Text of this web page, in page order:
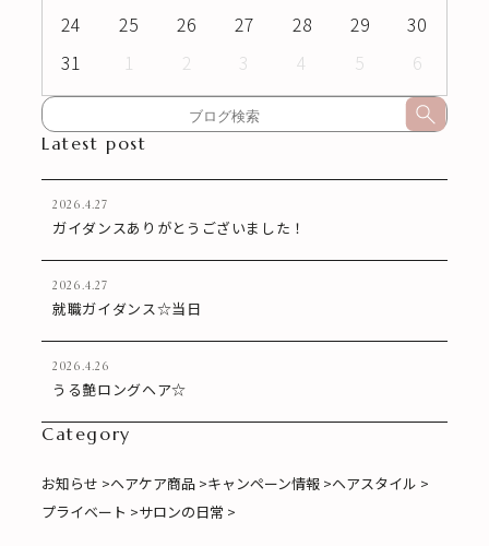
24
25 26 27 28 29
30
31
1 2 3 4 5 6
Latest post
2026.4.27
ガイダンスありがとうございました！
2026.4.27
就職ガイダンス☆当日
2026.4.26
うる艶ロングヘア☆
Category
お知らせ >ヘアケア商品 >キャンペーン情報 >ヘアスタイル >
プライベート >サロンの日常 >